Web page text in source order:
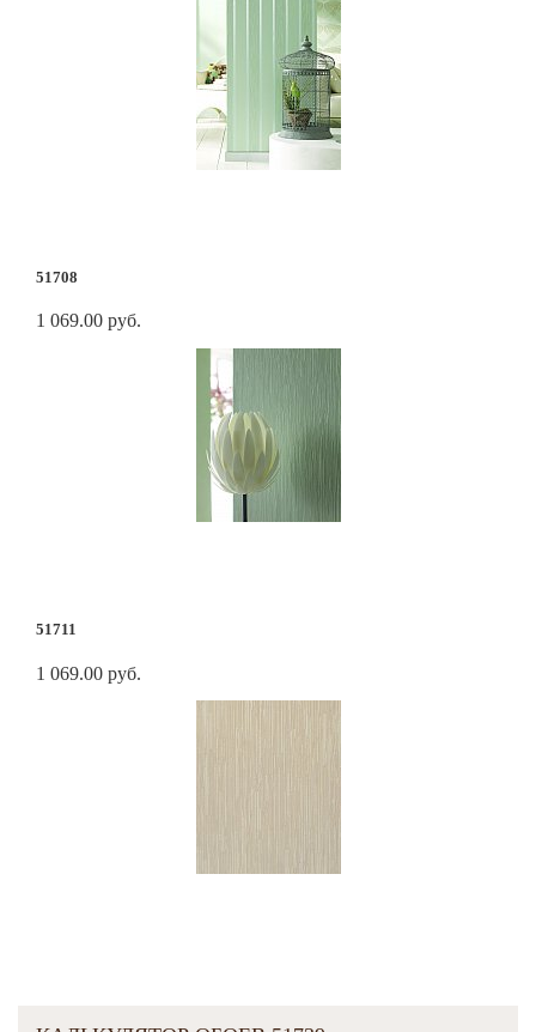
51708
1 069.00 руб.
51711
1 069.00 руб.